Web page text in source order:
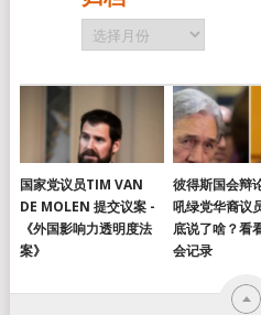
归
档
国家党议员TIM VAN
DE MOLEN 提交议案 -
《外国影响力透明度法
案》
彼得斯国会辩
吼绿党华裔议
底说了啥？看
会记录